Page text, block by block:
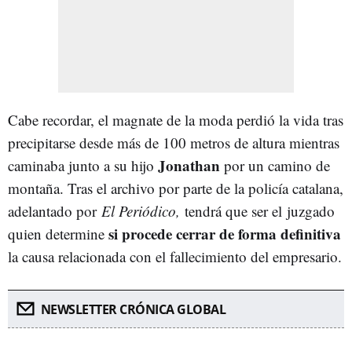
Cabe recordar, el magnate de la moda perdió lavidatras
precipitarse desde más de 100 metros de alturamientras
caminabajunto a su hijo Jonathan porun camino de
montaña. Tras el archivo por parte de la policía catalana,
adelantado por El Periódico, tendrá que ser el juzgado
quien determine si procede cerrar de forma definitiva
la causa relacionada con el fallecimiento del empresario.
NEWSLETTER CRÓNICA GLOBAL